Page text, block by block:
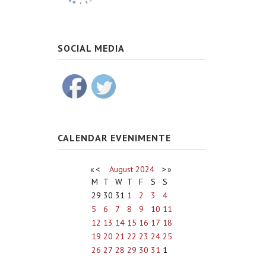
SOCIAL MEDIA
CALENDAR EVENIMENTE
« < August 2024 >»
M
T W T F S
S
29 30 31 1 2 3
4
5
6 7 8 9 10 11
12 13 14 15 16 17 18
19 20 21 22 23 24 25
26 27 28 29 30 31 1